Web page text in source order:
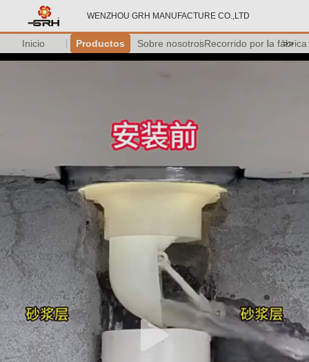
WENZHOU GRH MANUFACTURE CO.,LTD
Inicio Productos Sobre nosotrosRecorrido por la fábrica
>>